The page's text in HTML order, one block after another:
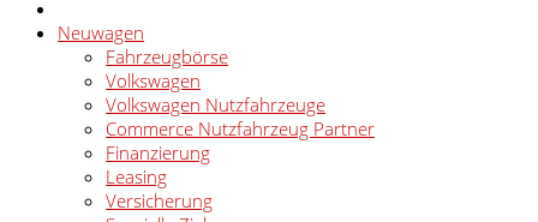
Neuwagen
Fahrzeugbörse
Volkswagen
Volkswagen Nutzfahrzeuge
Commerce Nutzfahrzeug Partner
Finanzierung
Leasing
Versicherung